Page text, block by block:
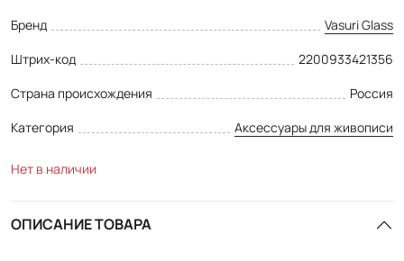
Бренд
Vasuri Glass
Штрих-код
2200933421356
Страна происхождения
Россия
Категория
Аксессуары для живописи
Нет в наличии
ОПИСАНИЕ ТОВАРА